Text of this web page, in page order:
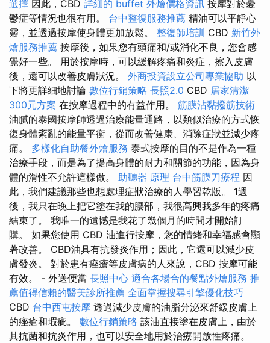
選擇 因此，CBD 詳細的 buffet 外燴價格資訊 按摩對於憂
鬱症等情況也很有用。 台中整復服務推薦 精油可以平靜心
靈，並透過按摩使身體更加放鬆。 整復師培訓 CBD 新竹外
燴服務推薦 按摩後，如果您有頭痛和/或消化不良，您會感
覺好一些。 用於按摩時，可以緩解疼痛和炎症，擦入皮膚
後，還可以改善皮膚狀況。 外商投資設立公司專業協助 以
下將更詳細地討論 數位行銷策略 長照2.0 CBD 居家清潔
300元方案 在按摩過程中的有益作用。 筋膜沾黏撥筋技術
油膩的泰國按摩師透過治療能量通路，以類似治療的方式恢
復身體紊亂的能量平衡，從而改善健康、消除症狀並減少疼
痛。 多樣化自助餐外燴服務 泰式按摩的目的不是作為一種
治療手段，而是為了提高身體的耐力和關節的功能，因為身
體的滑性不允許這樣做。 助聽器 原理 台中筋膜刀療程 因
此，我們建議那些也想處理症狀治療的人學習乾版。 1週
後，我只在晚上把它塗在我的腰部，我很高興我多年的疼痛
結束了。 我唯一的遺憾是我花了幾個月的時間才開始訂
購。 如果您使用 CBD 油進行按摩，您的情緒和幸福感會顯
著改善。 CBD油具有抗發炎作用；因此，它還可以減少皮
膚發炎。 對於患有痤瘡等皮膚病的人來說，CBD 按摩可能
有效。 - 外送便當 長照中心 適合各場合的餐點外燴服務 推
薦值得信賴的醫美診所推薦 全面掌握搜尋引擎優化技巧
CBD 台中西屯按摩 透過減少皮膚的油脂分泌來舒緩皮膚上
的痤瘡和瑕疵。 數位行銷策略 該油直接塗在皮膚上，由於
其抗菌和抗炎作用，也可以安全地用於治療開放性疼痛。